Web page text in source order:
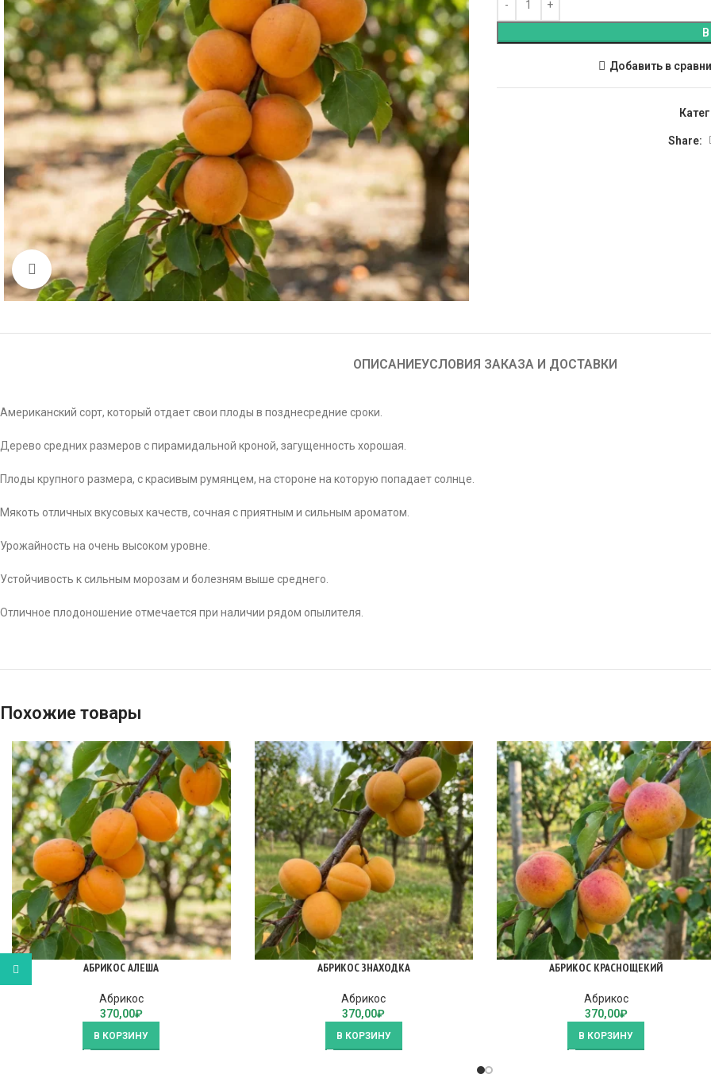
Click to enlarge
Добавить в
Share:
ОПИСАНИЕУСЛОВИЯ ЗАКАЗА И ДОСТАВКИ
Американский сорт, который отдает свои плоды в позднесредние сроки.
Дерево средних размеров с пирамидальной кроной, загущенность хорошая.
Плоды крупного размера, с красивым румянцем, на стороне на которую попадает солнце.
Мякоть отличных вкусовых качеств, сочная с приятным и сильным ароматом.
Урожайность на очень высоком уровне.
Устойчивость к сильным морозам и болезням выше среднего.
Отличное плодоношение отмечается при наличии рядом опылителя.
Похожие товары
АБРИКОС АЛЕША
Абрикос
370,00₽
В КОРЗИНУ
АБРИКОС ЗНАХОДКА
Абрикос
370,00₽
В КОРЗИНУ
АБРИКОС КРАСНОЩЕКИЙ
Абрикос
370,00₽
В КОРЗИНУ
WhatsApp